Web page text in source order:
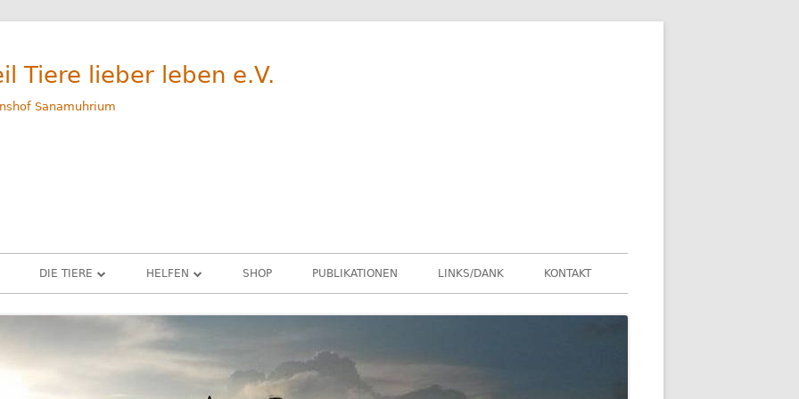
Tiere lieber leben e.V.
Sanamuhrium
DIE TIERE HELFEN SHOP PUBLIKATIONEN LINKS/DANK KONTAKT